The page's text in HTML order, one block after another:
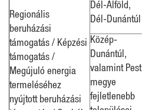
Regionális
beruházási
támogatás / Képzési
támogatás /
Megújuló energia
termeléséhez
nyújtott beruházási
Dél-Alföld,
Dél-Dunántúl
Közép-
Dunántúl,
valamint Pest
megye
fejletlenebb